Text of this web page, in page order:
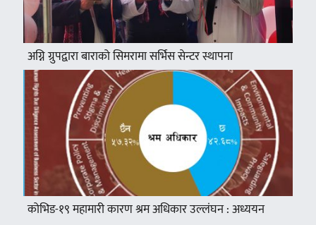
अग्नि ग्रुपद्वारा बाराको सिमरामा सर्भिस सेन्टर स्थापना
कोभिड-१९ महामारी कारण श्रम अधिकार उल्लंघन : अध्ययन